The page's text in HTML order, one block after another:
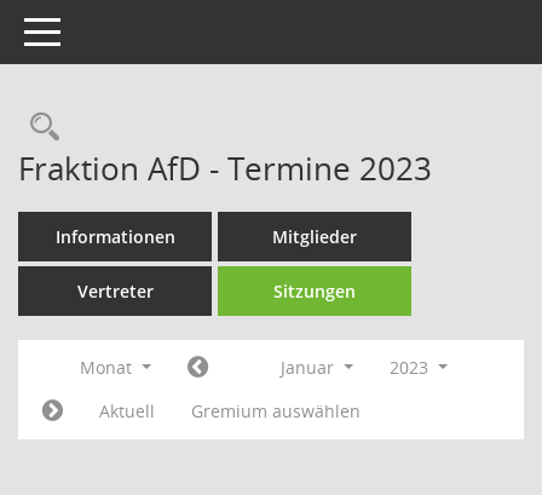
Toggle navigation
Rechercheauswahl
Fraktion AfD - Termine 2023
Informationen Mitglieder
Vertreter Sitzungen
Monat Januar
2023
Aktuell
Gremium auswählen